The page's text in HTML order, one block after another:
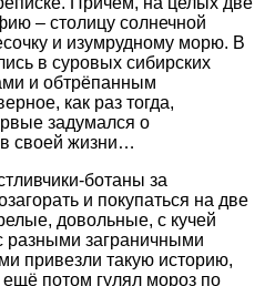
– столицу солнечной
и изумрудному морю. В
в суровых сибирских
и обтрёпанным
как раз тогда,
задумался о
в своей жизни…
ботаны за
и покупаться на две
довольные, с кучей
разными заграничными
привезли такую историю,
ещё потом гулял мороз по